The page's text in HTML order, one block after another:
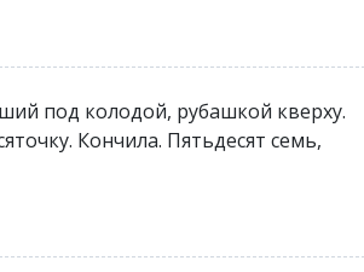
под колодой, рубашкой кверху.
Кончила. Пятьдесят семь,